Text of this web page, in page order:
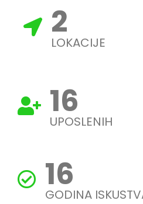
3
LOKACIJE
19
UPOSLENIH
19
GODINA